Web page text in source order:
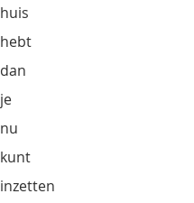
huis
hebt
dan
je
nu
kunt
inzetten